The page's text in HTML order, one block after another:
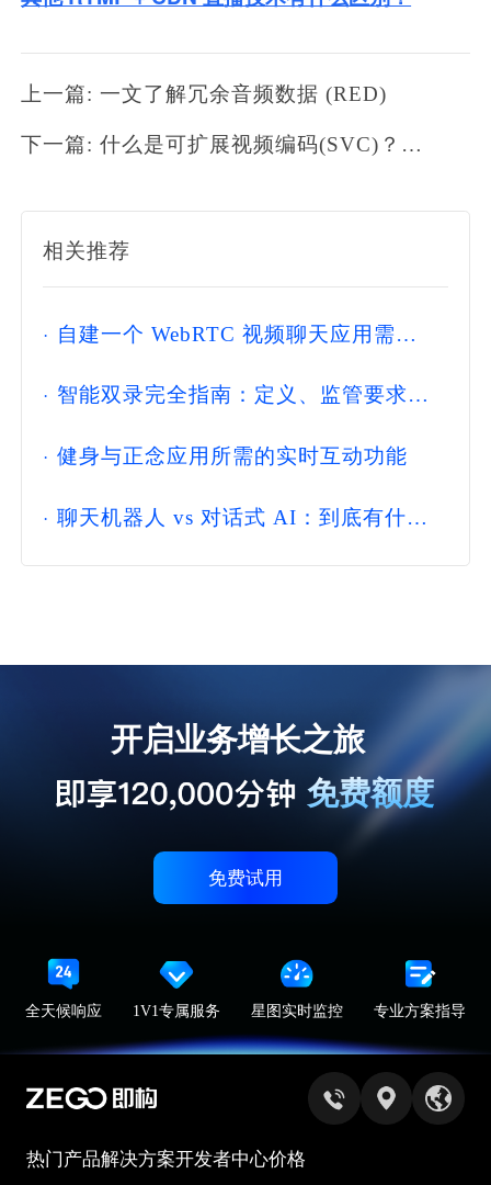
上一篇: 一文了解冗余音频数据 (RED)
下一篇: 什么是可扩展视频编码(SVC)？了解 WebRTC 和 SVC
相关推荐
· 自建一个 WebRTC 视频聊天应用需要
· 智能双录完全指南：定义、监管要求、
· 健身与正念应用所需的实时互动功能
· 聊天机器人 vs 对话式 AI：到底有什么
开启业务增长之旅
免费额度
免费试用
全天候响应 1V1专属服务 星图实时监控 专业方案指导
热门产品解决方案开发者中心价格